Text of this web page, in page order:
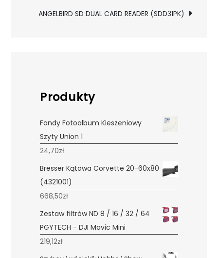
wpisu
ANGELBIRD SD DUAL CARD READER (SDD31PK)
Produkty
Fandy Fotoalbum Kieszeniowy
Szyty Union 1
24,70zł
Bresser Kątowa Corvette 20-60x80
(4321001)
668,50zł
Zestaw filtrów ND 8 / 16 / 32 / 64
PGYTECH - DJI Mavic Mini
219,12zł